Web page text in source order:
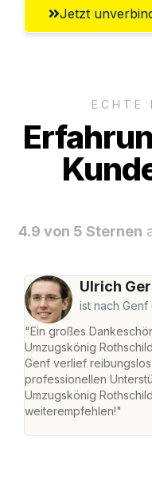
Jetzt
ECHTE
4.9 von 5 Sternen
Ulrich
ist nach
"Ein großes
Umzugskönig
Genf verlief
professionellen
Umzugskönig
weiterempfehlen!"